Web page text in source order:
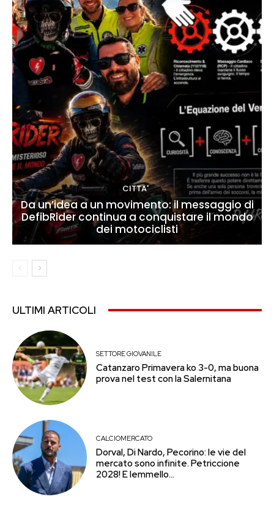
CITTA'
Da un’idea a un movimento: il messaggio di
DefibRider continua a conquistare il mondo
dei motociclisti
ULTIMI ARTICOLI
SETTORE GIOVANILE
Catanzaro Primavera ko 3-0, ma buona
prova nel test con la Salernitana
CALCIOMERCATO
Dorval, Di Nardo, Pecorino: le vie del
mercato sono infinite. Petriccione
2028! E Iemmello…